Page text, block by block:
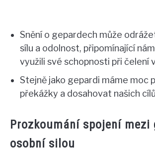
Snění o gepardech může
sílu a odolnost, připomínající
využili své schopnosti při čelení
Stejně jako gepardi máme moc
překážky a dosahovat našich
Prozkoumání spojení mezi
osobní silou